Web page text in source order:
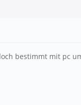
bestimmt mit pc